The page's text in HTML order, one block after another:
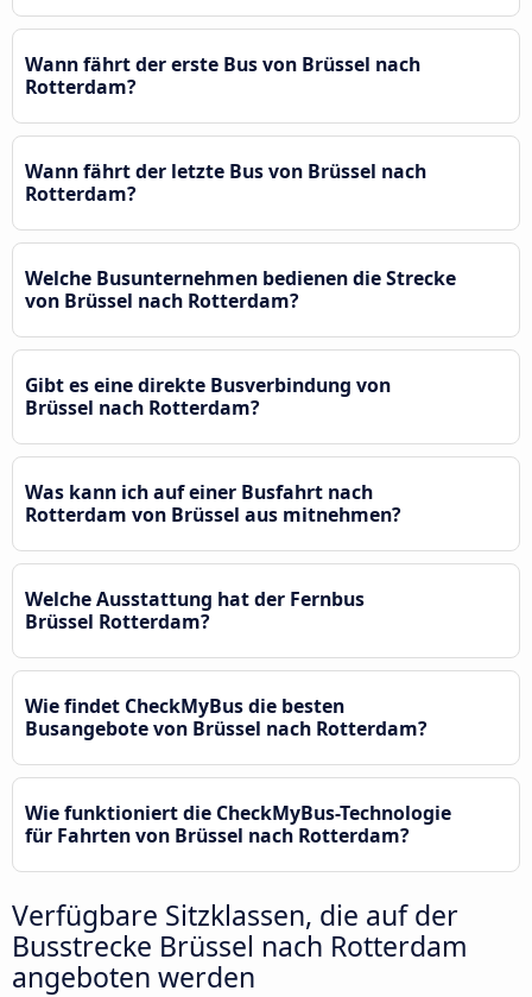
Wann fährt der erste Bus von Brüssel nach
Rotterdam?
Wann fährt der letzte Bus von Brüssel nach
Rotterdam?
Welche Busunternehmen bedienen die Strecke
von Brüssel nach Rotterdam?
Gibt es eine direkte Busverbindung von
Brüssel nach Rotterdam?
Was kann ich auf einer Busfahrt nach
Rotterdam von Brüssel aus mitnehmen?
Welche Ausstattung hat der Fernbus
Brüssel Rotterdam?
Wie findet CheckMyBus die besten
Busangebote von Brüssel nach Rotterdam?
Wie funktioniert die CheckMyBus-Technologie
für Fahrten von Brüssel nach Rotterdam?
Verfügbare Sitzklassen, die auf der
Busstrecke Brüssel nach Rotterdam
angeboten werden